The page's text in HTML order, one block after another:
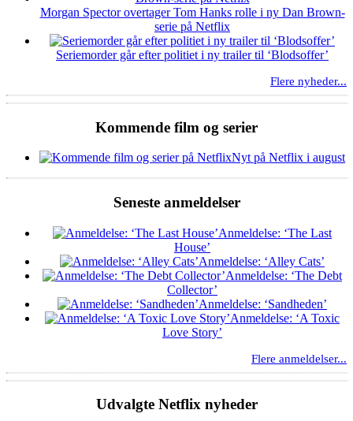
Morgan Spector overtager Tom Hanks rolle i ny Dan Brown-
serie på Netflix
Seriemorder går efter politiet i ny trailer til ‘Blodsoffer’
Flere nyheder...
Kommende film og serier
Nyt på Netflix i august
Seneste anmeldelser
Anmeldelse: ‘The Last
House’
Anmeldelse: ‘Alley Cats’
Anmeldelse: ‘The Debt
Collector’
Anmeldelse: ‘Sandheden’
Anmeldelse: ‘A Toxic
Love Story’
Flere anmeldelser...
Udvalgte Netflix nyheder